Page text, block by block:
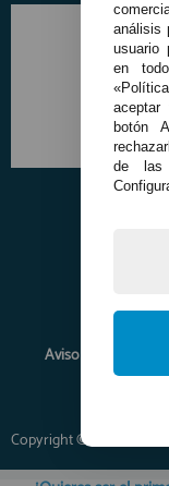
Aviso Legal
Copyright © 2026
análisis
usuario
en
aceptar
botón
de las